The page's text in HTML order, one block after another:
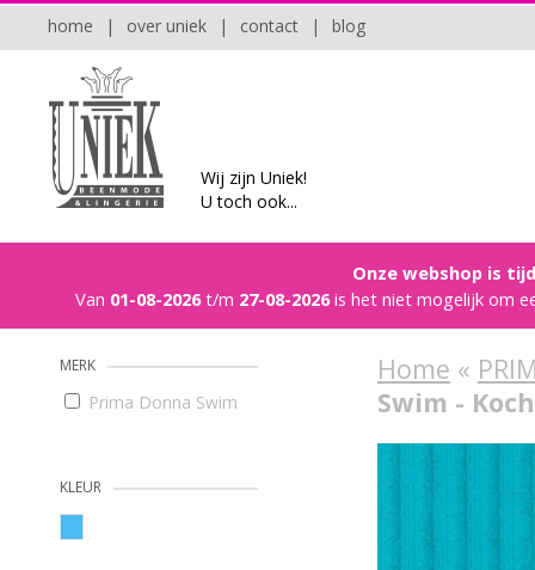
blog
|
contact
|
over uniek
|
home
Wij zijn Uniek!
U toch ook...
Onze webshop is
Van 01-08-2026t/m 27-08-2026is het niet mogelijk om
MERK
Prima Donna Swim
KLEUR
Home «
Swim -